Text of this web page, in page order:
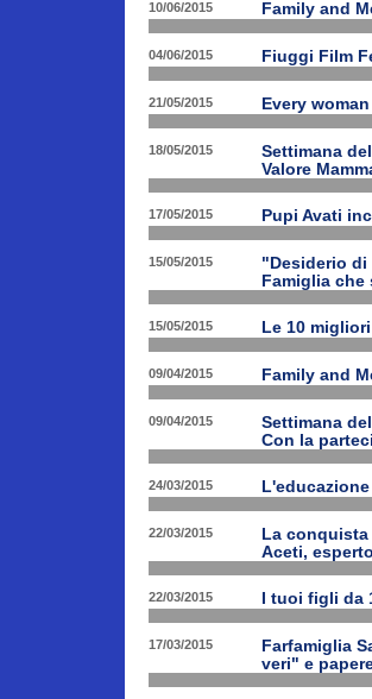
10/06/2015 Family and
04/06/2015 Fiuggi Film
21/05/2015 Every
18/05/2015
Settimana
Valore
17/05/2015 Pupi Avati
15/05/2015
"Desiderio di
Famiglia che
15/05/2015 Le 10
09/04/2015 Family and
09/04/2015
Settimana
Con la
24/03/2015
22/03/2015
La
Aceti,
22/03/2015 I tuoi figli da
17/03/2015
Farfamiglia
veri" e